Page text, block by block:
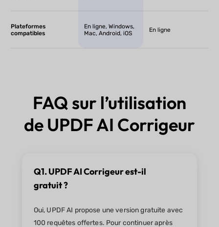
Plateformes
compatibles
En ligne, Windows,
Mac, Android, iOS
En ligne
FAQ sur l’utilisation
de UPDF AI Corrigeur
Q1. UPDF AI Corrigeur est-il
gratuit ?
Oui, UPDF AI propose une version gratuite avec
100 requêtes offertes. Pour continuer après